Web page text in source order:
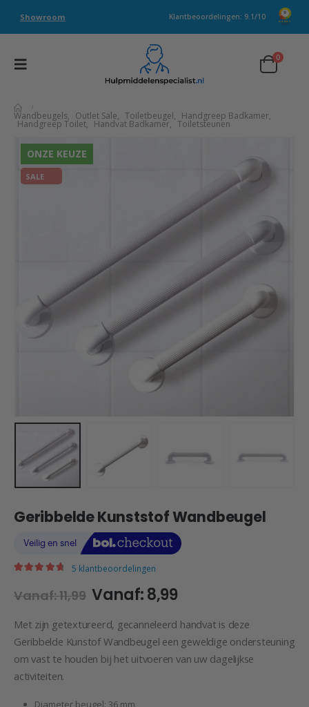
Showroom Klantbeoordelingen: 9.1/10
0
Wandbeugels, Outlet Sale, Toiletbeugel, Handgreep Badkamer,
Handgreep Toilet, Handvat Badkamer, Toiletsteunen
ONZE KEUZE
SALE
Geribbelde Kunststof Wandbeugel
5 klantbeoordelingen
Vanaf:11,99 Vanaf:8,99
Met zijn getextureerd, gecanneleerd handvat is deze
Geribbelde Kunstof Wandbeugel een geweldige ondersteuning
om vast te houden bij het uitvoeren van uw dagelijkse
activiteiten.
Diameter beugel: 36 mm